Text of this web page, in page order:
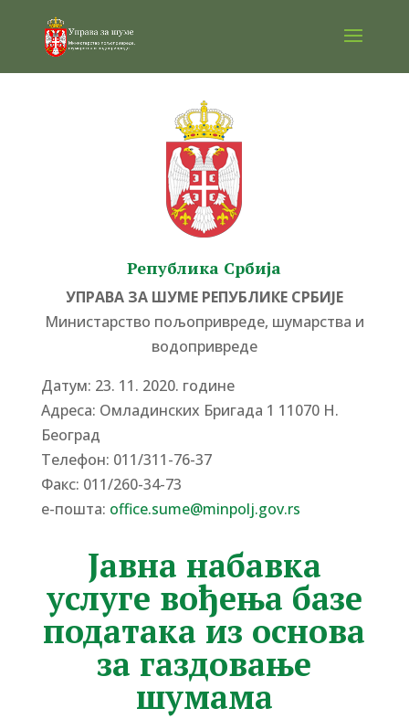
Република Србија
УПРАВА ЗА ШУМЕ РЕПУБЛИКЕ СРБИЈЕ
Министарство пољопривреде, шумарства и
водопривреде
Датум: 23. 11. 2020. године
Адреса: Омладинских Бригада 1 11070 Н.
Београд
Tелефон: 011/311-76-37
Факс: 011/260-34-73
е-пошта: office.sume@minpolj.gov.rs
Јавна набавка
услуге вођења базе
података из основа
за газдовање
шумама